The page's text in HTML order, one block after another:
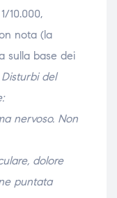
10.000,
nota (la
sulla base dei
Disturbi del
nervoso. Non
dolore
puntata